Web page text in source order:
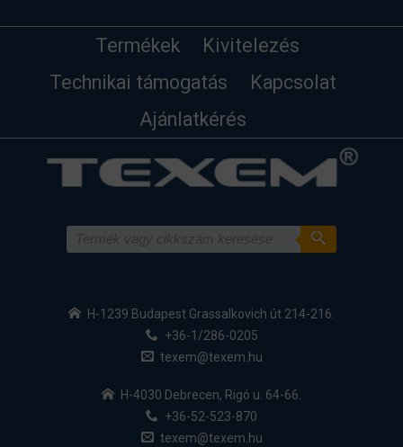
Termékek
Kivitelezés
Technikai támogatás
Kapcsolat
Ajánlatkérés
H-1239 Budapest Grassalkovich út 214-216.
+36-1/286-0205
texem@texem.hu
H-4030 Debrecen, Rigó u. 64-66.
+36-52-523-870
texem@texem.hu